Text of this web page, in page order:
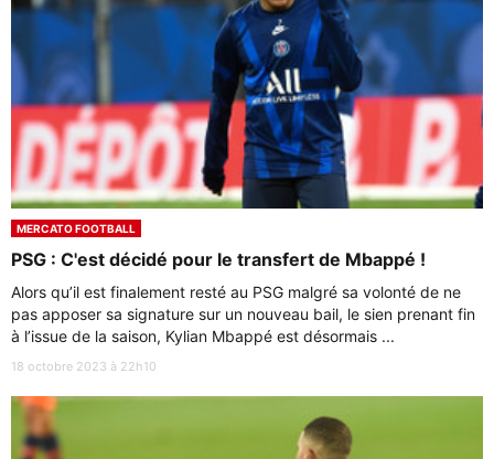
MERCATO FOOTBALL
PSG : C'est décidé pour le transfert de Mbappé !
Alors qu’il est finalement resté au PSG malgré sa volonté de ne
pas apposer sa signature sur un nouveau bail, le sien prenant fin
à l’issue de la saison, Kylian Mbappé est désormais ...
18 octobre 2023 à 22h10